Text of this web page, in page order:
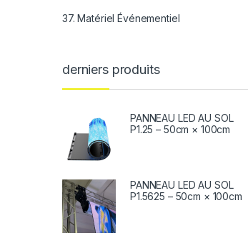
37. Matériel Événementiel
derniers produits
PANNEAU LED AU SOL
P1.25 – 50cm × 100cm
PANNEAU LED AU SOL
P1.5625 – 50cm × 100cm